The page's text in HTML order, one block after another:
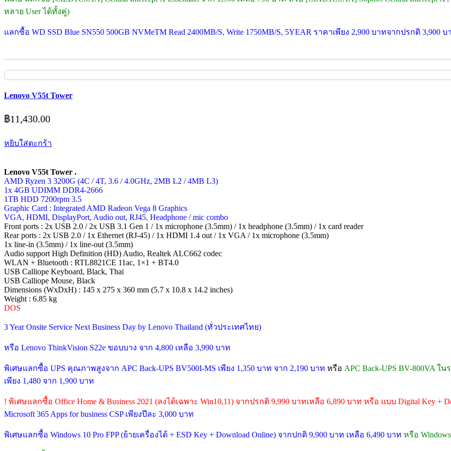
หลาย User ได้ทั้งคู่)
แลกซื้อ WD SSD Blue SN550 500GB NVMeTM Read 2400MB/S, Write 1750MB/S, 5YEAR ราคาเพียง 2,900 บาทจากปรกติ 3,900 บ
Lenovo V55t Tower
฿11,430.00
หยิบใส่ตะกร้า
Lenovo V55t Tower .
AMD Ryzen 3 3200G (4C / 4T, 3.6 / 4.0GHz, 2MB L2 / 4MB L3)
1x 4GB UDIMM DDR4-2666
1TB HDD 7200rpm 3.5
Graphic Card : Integrated AMD Radeon Vega 8 Graphics
VGA, HDMI, DisplayPort, Audio out, RJ45, Headphone / mic combo
Front ports : 2x USB 2.0 / 2x USB 3.1 Gen 1 / 1x microphone (3.5mm) / 1x headphone (3.5mm) / 1x card reader
Rear ports : 2x USB 2.0 / 1x Ethernet (RJ-45) / 1x HDMI 1.4 out / 1x VGA / 1x microphone (3.5mm)
1x line-in (3.5mm) / 1x line-out (3.5mm)
Audio support High Definition (HD) Audio, Realtek ALC662 codec
WLAN + Bluetooth : RTL8821CE 11ac, 1×1 + BT4.0
USB Calliope Keyboard, Black, Thai
USB Calliope Mouse, Black
Dimensions (WxDxH) : 145 x 275 x 360 mm (5.7 x 10.8 x 14.2 inches)
Weight : 6.85 kg
DOS
3 Year Onsite Service Next Business Day by Lenovo Thailand (ทั่วประเทศไทย)
หรือ Lenovo ThinkVision S22e ขอบบาง จาก 4,800 เหลือ 3,990 บาท
พิเศษแลกซื้อ UPS คุณภาพสูงจาก APC Back-UPS BV500I-MS เพียง 1,350 บาท จาก 2,190 บาท หรือ APC Back-UPS BV-800VA ใ
เพียง 1,480 จาก 1,900 บาท
! พิเศษแลกซื้อ Office Home & Business 2021 (ลงได้เฉพาะ Win10,11) จากปรกติ 9,990 บาทเหลือ 6,890 บาท หรือ แบบ Digital Key +
Microsoft 365 Apps for business CSP เพียงปีละ 3,000 บาท
พิเศษแลกซื้อ Windows 10 Pro FPP (ย้ายเครื่องได้ + ESD Key + Download Online) จากปกติ 9,900 บาท เหลือ 6,490 บาท หรือ